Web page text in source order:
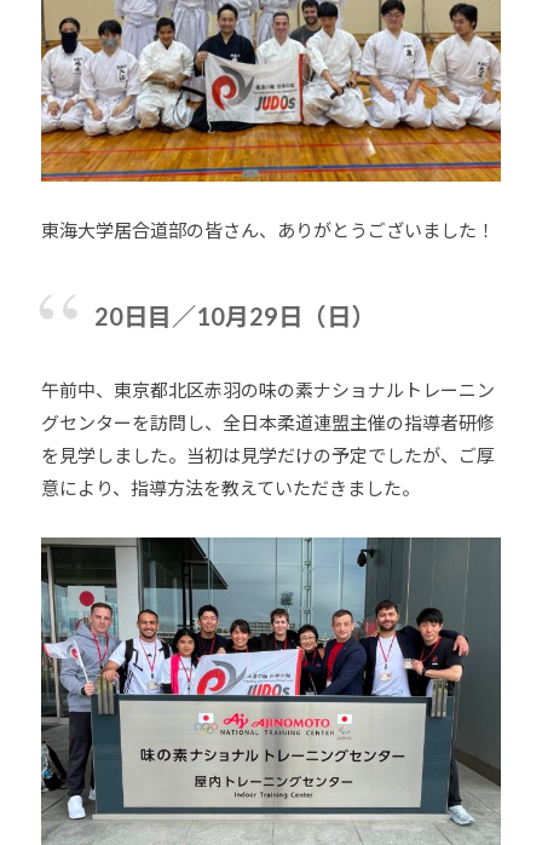
東海大学居合道部の皆さん、ありがとうございました！
20日目／10月29日（日）
午前中、東京都北区赤羽の味の素ナショナルトレーニン
グセンターを訪問し、全日本柔道連盟主催の指導者研修
を見学しました。当初は見学だけの予定でしたが、ご厚
意により、指導方法を教えていただきました。